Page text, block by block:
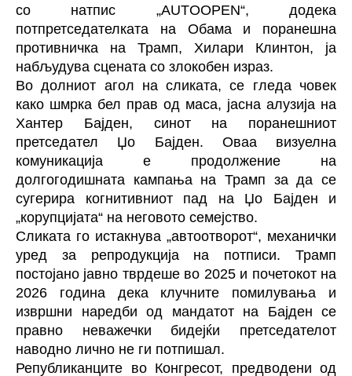
со натпис „AUTOOPEN“, додека
потпретседателката на Обама и поранешна
противничка на Трамп, Хилари Клинтон, ја
набљудува сцената со злокобен израз.
Во долниот агол на сликата, се гледа човек
како шмрка бел прав од маса, јасна алузија на
Хантер Бајден, синот на поранешниот
претседател Џо Бајден. Оваа визуелна
комуникација е продолжение на
долгогодишната кампања на Трамп за да се
сугерира когнитивниот пад на Џо Бајден и
„корупцијата“ на неговото семејство.
Сликата го истакнува „автоотворот“, механички
уред за репродукција на потписи. Трамп
постојано јавно тврдеше во 2025 и почетокот на
2026 година дека клучните помилувања и
извршни наредби од мандатот на Бајден се
правно неважечки бидејќи претседателот
наводно лично не ги потпишал.
Републиканците во Конгресот, предводени од